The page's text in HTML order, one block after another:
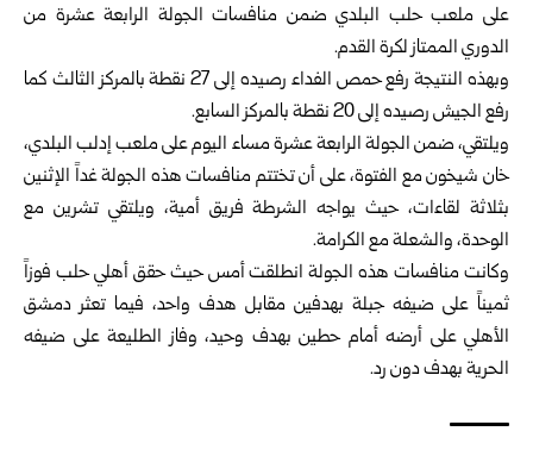
على ملعب حلب البلدي ضمن منافسات الجولة الرابعة عشرة من
الدوري الممتاز لكرة القدم.
وبهذه النتيجة رفع حمص الفداء رصيده إلى 27 نقطة بالمركز الثالث كما
رفع الجيش رصيده إلى 20 نقطة بالمركز السابع.
ويلتقي، ضمن الجولة الرابعة عشرة مساء اليوم على ملعب إدلب البلدي،
خان شيخون مع الفتوة، على أن تختتم منافسات هذه الجولة غداً الإثنين
بثلاثة لقاءات، حيث يواجه الشرطة فريق أمية، ويلتقي تشرين مع
الوحدة، والشعلة مع الكرامة.
وكانت منافسات هذه الجولة انطلقت أمس حيث حقق أهلي حلب فوزاً
ثميناً على ضيفه جبلة بهدفين مقابل هدف واحد، فيما تعثر دمشق
الأهلي على أرضه أمام حطين بهدف وحيد، وفاز الطليعة على ضيفه
الحرية بهدف دون رد.